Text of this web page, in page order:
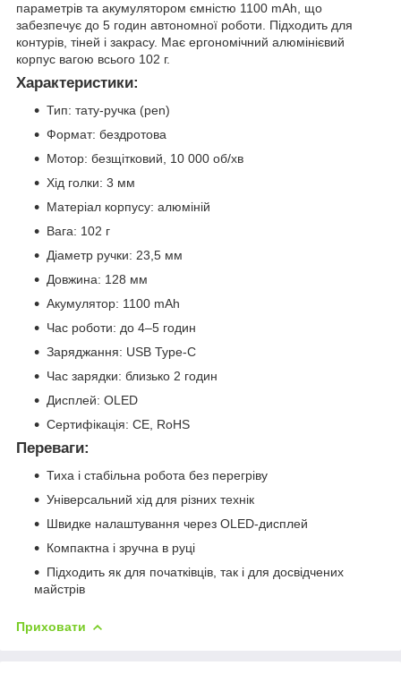
параметрів та акумулятором ємністю 1100 mAh, що
забезпечує до 5 годин автономної роботи. Підходить для
контурів, тіней і закрасу. Має ергономічний алюмінієвий
корпус вагою всього 102 г.
Характеристики:
Тип: тату-ручка (pen)
Формат: бездротова
Мотор: безщітковий, 10 000 об/хв
Хід голки: 3 мм
Матеріал корпусу: алюміній
Вага: 102 г
Діаметр ручки: 23,5 мм
Довжина: 128 мм
Акумулятор: 1100 mAh
Час роботи: до 4–5 годин
Заряджання: USB Type-C
Час зарядки: близько 2 годин
Дисплей: OLED
Сертифікація: CE, RoHS
Переваги:
Тиха і стабільна робота без перегріву
Універсальний хід для різних технік
Швидке налаштування через OLED-дисплей
Компактна і зручна в руці
Підходить як для початківців, так і для досвідчених
майстрів
Приховати